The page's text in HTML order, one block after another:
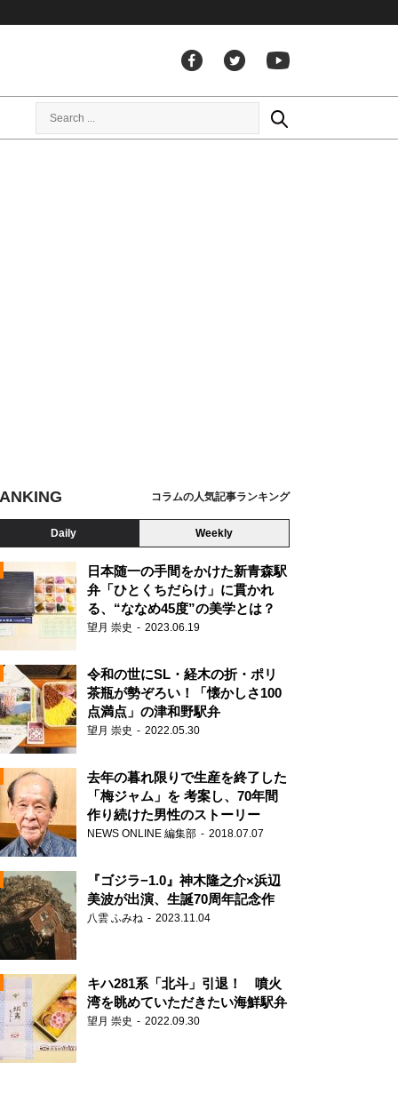
コラムの人気記事ランキング
Daily Weekly
日本随一の手間をかけた新青森駅
弁「ひとくちだらけ」に貫かれ
る、“ななめ45度”の美学とは？
望月 崇史 2023.06.19
令和の世にSL・経木の折・ポリ
茶瓶が勢ぞろい！「懐かしさ100
点満点」の津和野駅弁
望月 崇史 2022.05.30
去年の暮れ限りで生産を終了した
「梅ジャム」を 考案し、70年間
作り続けた男性のストーリー
NEWS ONLINE 編集部 2018.07.07
『ゴジラ−1.0』神木隆之介×浜辺
美波が出演、生誕70周年記念作
八雲 ふみね 2023.11.04
キハ281系「北斗」引退！ 噴火
湾を眺めていただきたい海鮮駅弁
望月 崇史 2022.09.30